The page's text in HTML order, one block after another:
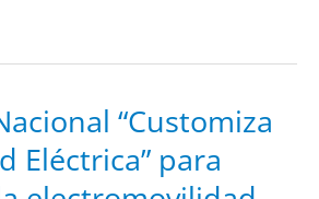
“Customiza
Eléctrica” para